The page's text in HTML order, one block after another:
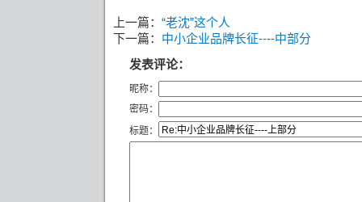
上一篇： “老沈”这个人
下一篇： 中小企业品牌长征----中部分
发表评论：
昵称：
密码：
标题：